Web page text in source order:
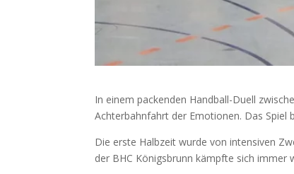
In einem packenden Handball-Duell
Achterbahnfahrt der Emotionen. Das
Die erste Halbzeit wurde von intensiven
der BHC Königsbrunn kämpfte sich immer